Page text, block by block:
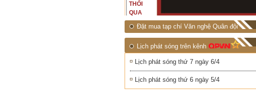
THỔI
QUA
RỪNG
NHIỆT
ĐỚI"
Đặt mua tạp chí Văn nghệ Quân đội
Lịch phát sóng trên kênh
Lịch phát sóng thứ 7 ngày 6/4
Lịch phát sóng thứ 6 ngày 5/4